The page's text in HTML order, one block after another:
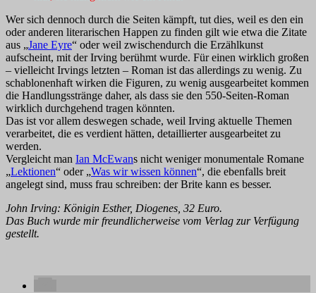
Wer sich dennoch durch die Seiten kämpft, tut dies, weil es den ein
oder anderen literarischen Happen zu finden gilt wie etwa die Zitate
aus „Jane Eyre“ oder weil zwischendurch die Erzählkunst
aufscheint, mit der Irving berühmt wurde. Für einen wirklich großen
– vielleicht Irvings letzten – Roman ist das allerdings zu wenig. Zu
schablonenhaft wirken die Figuren, zu wenig ausgearbeitet kommen
die Handlungsstränge daher, als dass sie den 550-Seiten-Roman
wirklich durchgehend tragen könnten.
Das ist vor allem deswegen schade, weil Irving aktuelle Themen
verarbeitet, die es verdient hätten, detaillierter ausgearbeitet zu
werden.
Vergleicht man Ian McEwans nicht weniger monumentale Romane
„Lektionen“ oder „Was wir wissen können“, die ebenfalls breit
angelegt sind, muss frau schreiben: der Brite kann es besser.
John Irving: Königin Esther, Diogenes, 32 Euro.
Das Buch wurde mir freundlicherweise vom Verlag zur Verfügung
gestellt.